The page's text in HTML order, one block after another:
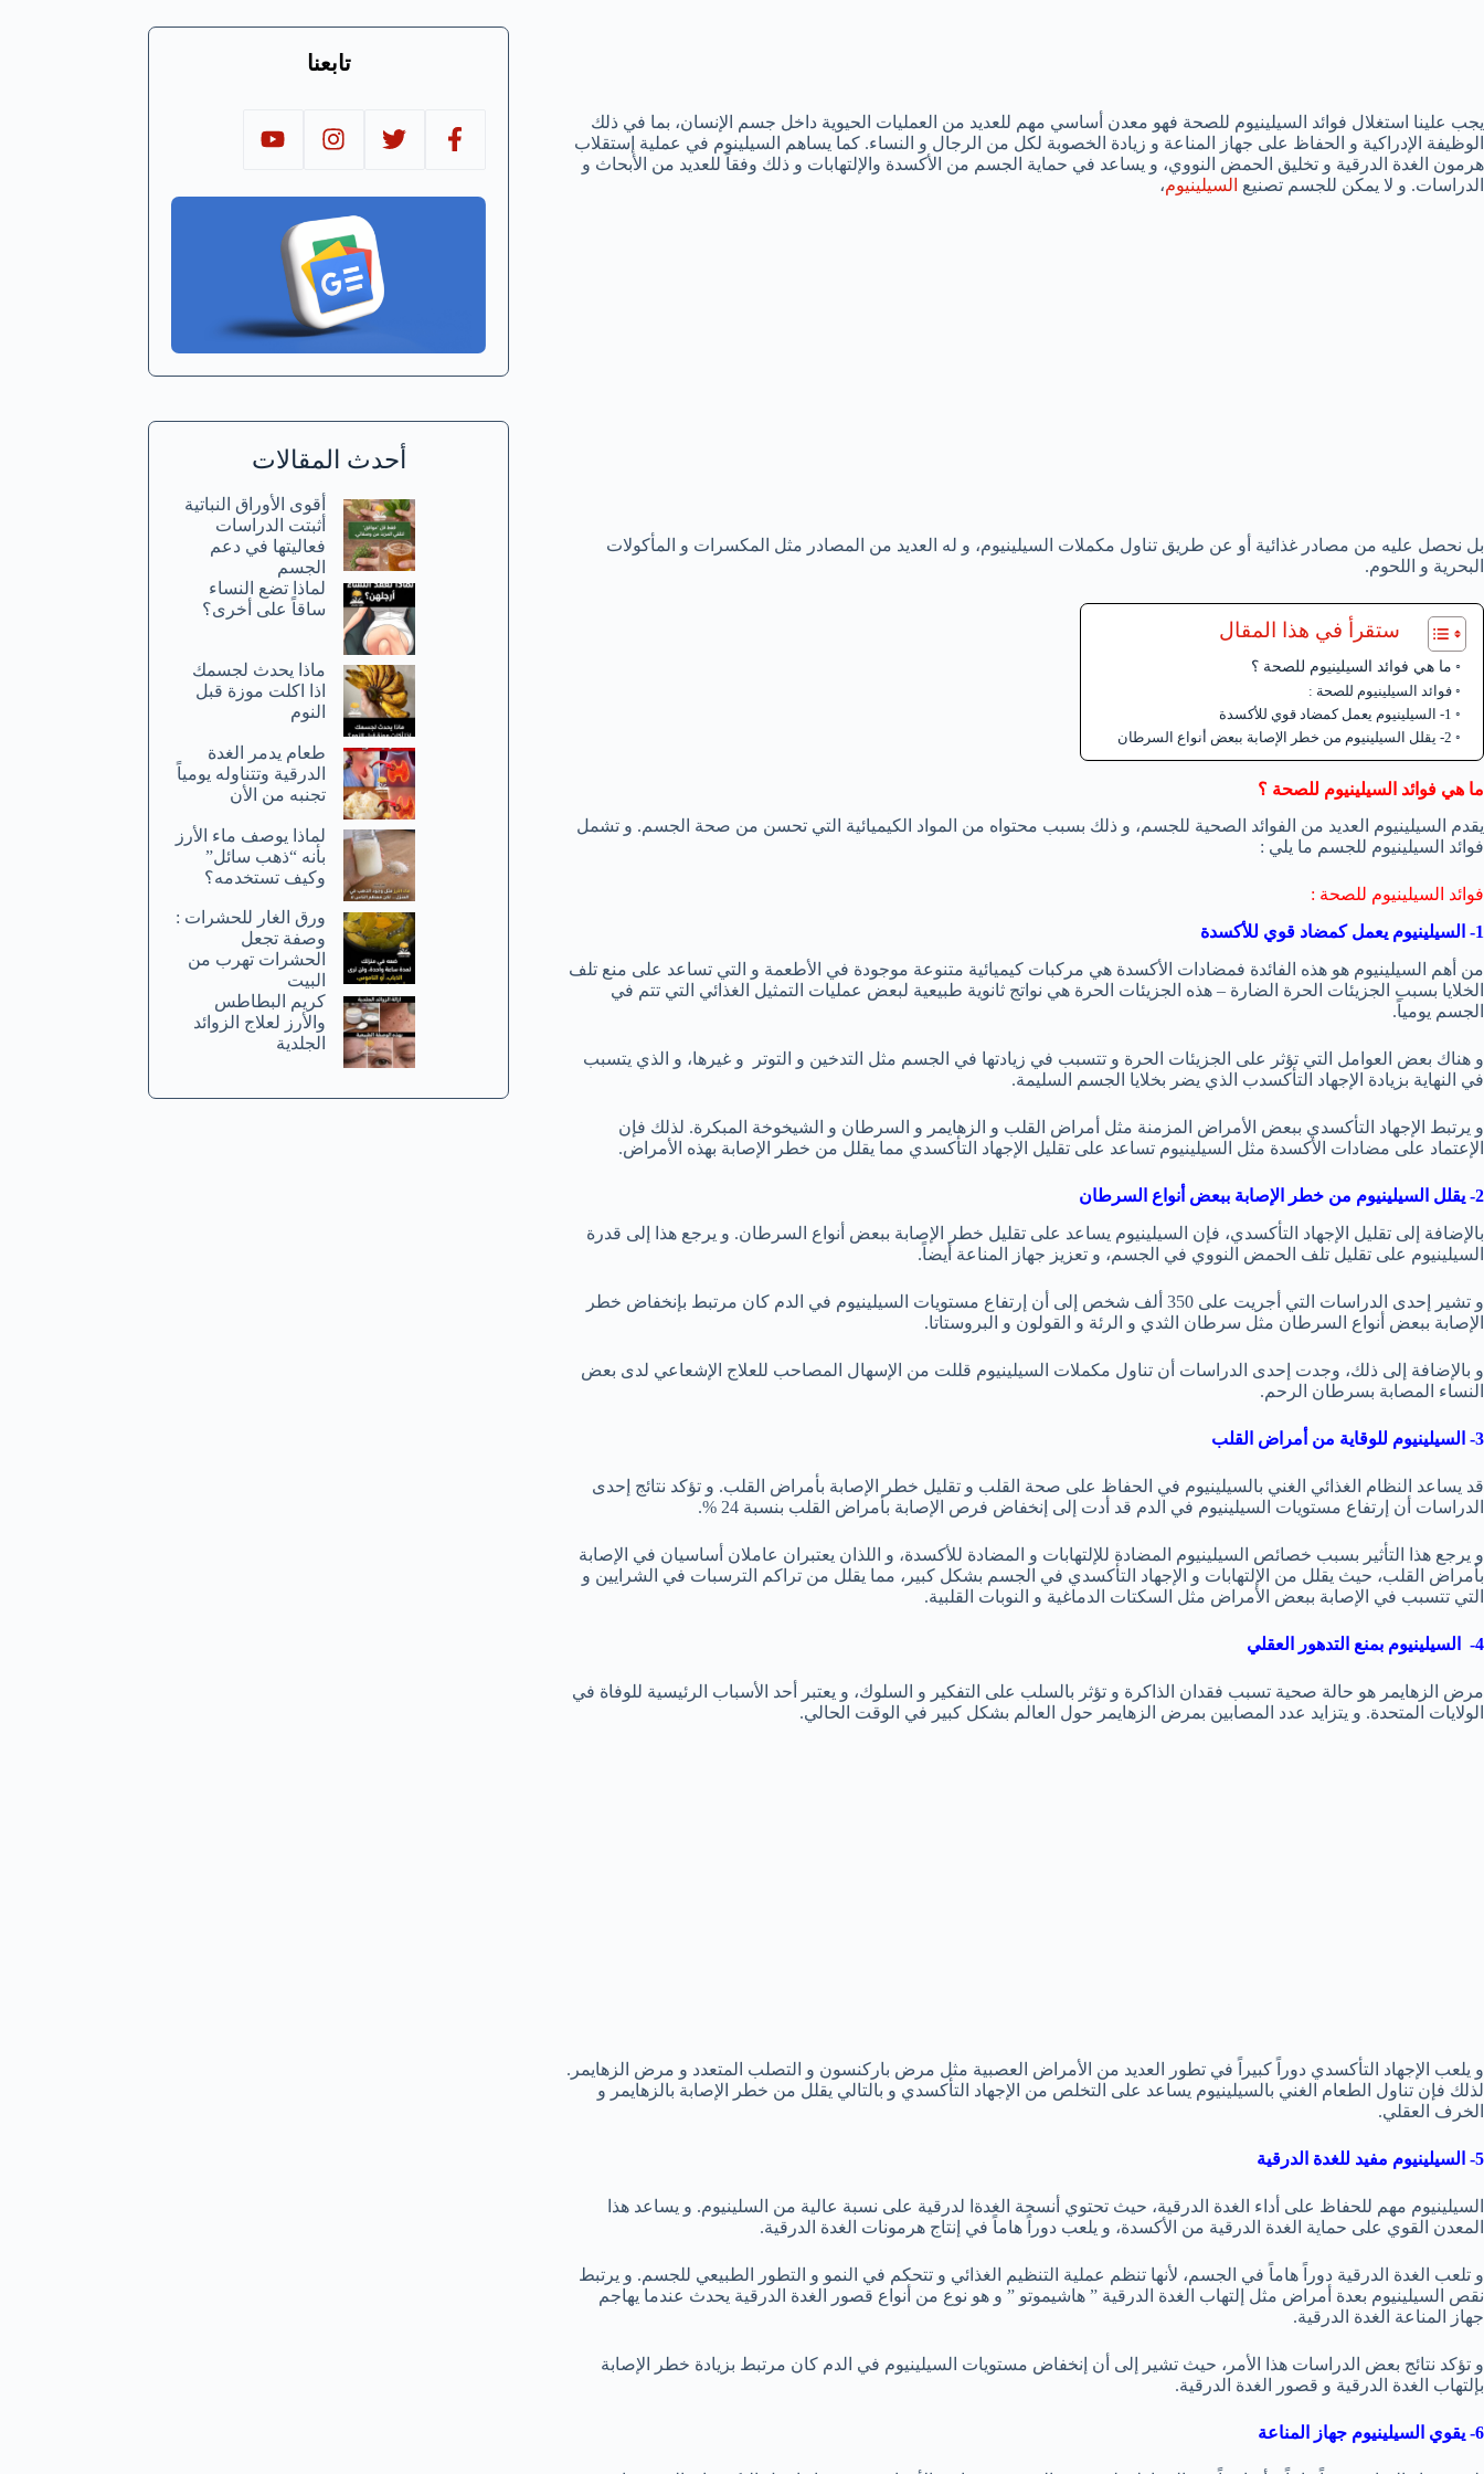
يجب علينا استغلال فوائد السيلينيوم للصحة فهو معدن أساسي مهم للعديد من العمليات الحيوية داخل جسم الإنسان، بما في ذلك
الوظيفة الإدراكية و الحفاظ على جهاز المناعة و زيادة الخصوبة لكل من الرجال و النساء. كما يساهم السيلينوم في عملية إستقلاب
هرمون الغدة الدرقية و تخليق الحمض النووي، و يساعد في حماية الجسم من الأكسدة والإلتهابات و ذلك وفقاً للعديد من الأبحاث و
الدراسات. و لا يمكن للجسم تصنيع السيلينيوم،
بل نحصل عليه من مصادر غذائية أو عن طريق تناول مكملات السيلينيوم، و له العديد من المصادر مثل المكسرات و المأكولات
البحرية و اللحوم.
ستقرأ في هذا المقال
ما هي فوائد السيلينيوم للصحة ؟
فوائد السيلينيوم للصحة :
1- السيلينيوم يعمل كمضاد قوي للأكسدة
2- يقلل السيلينيوم من خطر الإصابة ببعض أنواع السرطان
ما هي فوائد السيلينيوم للصحة ؟
يقدم السيلينيوم العديد من الفوائد الصحية للجسم، و ذلك بسبب محتواه من المواد الكيميائية التي تحسن من صحة الجسم. و تشمل
فوائد السيلينيوم للجسم ما يلي :
فوائد السيلينيوم للصحة :
1- السيلينيوم يعمل كمضاد قوي للأكسدة
من أهم السيلينيوم هو هذه الفائدة فمضادات الأكسدة هي مركبات كيميائية متنوعة موجودة في الأطعمة و التي تساعد على منع تلف
الخلايا بسبب الجزيئات الحرة الضارة – هذه الجزيئات الحرة هي نواتج ثانوية طبيعية لبعض عمليات التمثيل الغذائي التي تتم في
الجسم يومياً.
و هناك بعض العوامل التي تؤثر على الجزيئات الحرة و تتسبب في زيادتها في الجسم مثل التدخين و التوتر و غيرها، و الذي يتسبب
في النهاية بزيادة الإجهاد التأكسدب الذي يضر بخلايا الجسم السليمة.
و يرتبط الإجهاد التأكسدي ببعض الأمراض المزمنة مثل أمراض القلب و الزهايمر و السرطان و الشيخوخة المبكرة. لذلك فإن
الإعتماد على مضادات الأكسدة مثل السيلينيوم تساعد على تقليل الإجهاد التأكسدي مما يقلل من خطر الإصابة بهذه الأمراض.
2- يقلل السيلينيوم من خطر الإصابة ببعض أنواع السرطان
بالإضافة إلى تقليل الإجهاد التأكسدي، فإن السيلينيوم يساعد على تقليل خطر الإصابة ببعض أنواع السرطان. و يرجع هذا إلى قدرة
السيلينيوم على تقليل تلف الحمض النووي في الجسم، و تعزيز جهاز المناعة أيضاً.
و تشير إحدى الدراسات التي أجريت على 350 ألف شخص إلى أن إرتفاع مستويات السيلينيوم في الدم كان مرتبط بإنخفاض خطر
الإصابة ببعض أنواع السرطان مثل سرطان الثدي و الرئة و القولون و البروستاتا.
و بالإضافة إلى ذلك، وجدت إحدى الدراسات أن تناول مكملات السيلينيوم قللت من الإسهال المصاحب للعلاج الإشعاعي لدى بعض
النساء المصابة بسرطان الرحم.
3- السيلينيوم للوقاية من أمراض القلب
قد يساعد النظام الغذائي الغني بالسيلينيوم في الحفاظ على صحة القلب و تقليل خطر الإصابة بأمراض القلب. و تؤكد نتائج إحدى
الدراسات أن إرتفاع مستويات السيلينيوم في الدم قد أدت إلى إنخفاض فرص الإصابة بأمراض القلب بنسبة 24 %.
و يرجع هذا التأثير بسبب خصائص السيلينيوم المضادة للإلتهابات و المضادة للأكسدة، و اللذان يعتبران عاملان أساسيان في الإصابة
بأمراض القلب، حيث يقلل من الإلتهابات و الإجهاد التأكسدي في الجسم بشكل كبير، مما يقلل من تراكم الترسبات في الشرايين و
التي تتسبب في الإصابة ببعض الأمراض مثل السكتات الدماغية و النوبات القلبية.
4- السيلينيوم بمنع التدهور العقلي
مرض الزهايمر هو حالة صحية تسبب فقدان الذاكرة و تؤثر بالسلب على التفكير و السلوك، و يعتبر أحد الأسباب الرئيسية للوفاة في
الولايات المتحدة. و يتزايد عدد المصابين بمرض الزهايمر حول العالم بشكل كبير في الوقت الحالي.
و يلعب الإجهاد التأكسدي دوراً كبيراً في تطور العديد من الأمراض العصبية مثل مرض باركنسون و التصلب المتعدد و مرض الزهايمر.
لذلك فإن تناول الطعام الغني بالسيلينيوم يساعد على التخلص من الإجهاد التأكسدي و بالتالي يقلل من خطر الإصابة بالزهايمر و
الخرف العقلي.
5- السيلينيوم مفيد للغدة الدرقية
السيلينيوم مهم للحفاظ على أداء الغدة الدرقية، حيث تحتوي أنسجة الغدةا لدرقية على نسبة عالية من السلينيوم. و يساعد هذا
المعدن القوي على حماية الغدة الدرقية من الأكسدة، و يلعب دوراً هاماً في إنتاج هرمونات الغدة الدرقية.
و تلعب الغدة الدرقية دوراً هاماً في الجسم، لأنها تنظم عملية التنظيم الغذائي و تتحكم في النمو و التطور الطبيعي للجسم. و يرتبط
نقص السيلينيوم بعدة أمراض مثل إلتهاب الغدة الدرقية ” هاشيموتو ” و هو نوع من أنواع قصور الغدة الدرقية يحدث عندما يهاجم
جهاز المناعة الغدة الدرقية.
و تؤكد نتائج بعض الدراسات هذا الأمر، حيث تشير إلى أن إنخفاض مستويات السيلينيوم في الدم كان مرتبط بزيادة خطر الإصابة
بإلتهاب الغدة الدرقية و قصور الغدة الدرقية.
6- يقوي السيلينيوم جهاز المناعة
تابعنا
أحدث المقالات
أقوى الأوراق النباتية
أثبتت الدراسات
فعاليتها في دعم
الجسم
لماذا تضع النساء
ساقاً على أخرى؟
ماذا يحدث لجسمك
اذا اكلت موزة قبل
النوم
طعام يدمر الغدة
الدرقية وتتناوله يومياً
تجنبه من الأن
لماذا يوصف ماء الأرز
بأنه “ذهب سائل”
وكيف تستخدمه؟
ورق الغار للحشرات :
وصفة تجعل
الحشرات تهرب من
البيت
كريم البطاطس
والأرز لعلاج الزوائد
الجلدية